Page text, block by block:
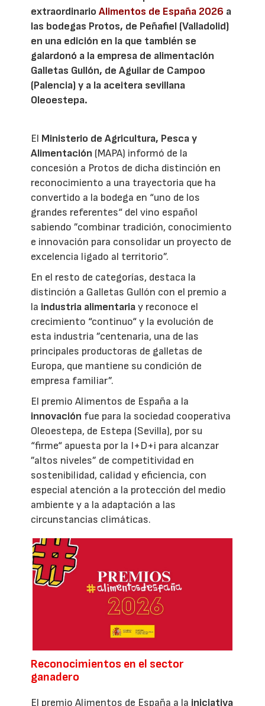
extraordinarioAlimentos de España 2026 a
las bodegas Protos, de Peñafiel (Valladolid)
en una edición en la que también se
galardonó a la empresa de alimentación
Galletas Gullón, de Aguilar de Campoo
(Palencia) y a la aceitera sevillana
Oleoestepa.
El Ministerio de Agricultura, Pesca y
Alimentación (MAPA) informó de la
concesión a Protos de dicha distinción en
reconocimiento a una trayectoria que ha
convertido a la bodega en “uno de los
grandes referentes“ del vino español
sabiendo ”combinar tradición, conocimiento
e innovación para consolidar un proyecto de
excelencia ligado al territorio”.
En el resto de categorías, destaca la
distinción a Galletas Gullón con el premio a
la industria alimentariay reconoce el
crecimiento “continuo“ y la evolución de
esta industria ”centenaria, una de las
principales productoras de galletas de
Europa, que mantiene su condición de
empresa familiar”.
El premio Alimentos de España a la
innovación fue para la sociedad cooperativa
Oleoestepa, de Estepa (Sevilla), por su
“firme“ apuesta por la I+D+i para alcanzar
”altos niveles” de competitividad en
sostenibilidad, calidad y eficiencia, con
especial atención a la protección del medio
ambiente y a la adaptación a las
circunstancias climáticas.
Reconocimientos en el sector
ganadero
El premio Alimentos de España a la iniciativa